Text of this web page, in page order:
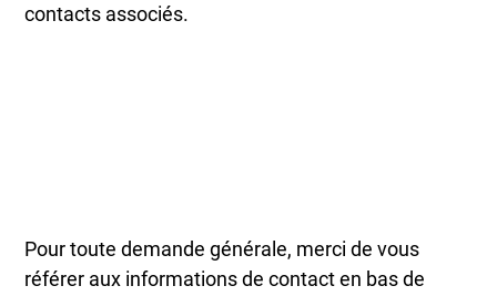
contacts associés.
Pour toute demande générale, merci de vous
référer aux informations de contact en bas de